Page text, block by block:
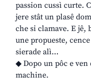
passion cussì curte.
jere stât un plasê
che si clamave. E jê,
une propueste,
sierade alì…
◆ Dopo un pôc e
machine.